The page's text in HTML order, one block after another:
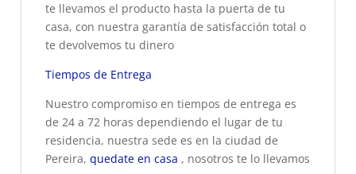
te llevamos el producto hasta la puerta de tu
casa, con nuestra garantía de satisfacción total o
te devolvemos tu dinero
Tiempos de Entrega
Nuestro compromiso en tiempos de entrega es
de 24 a 72 horas dependiendo el lugar de tu
residencia, nuestra sede es en la ciudad de
Pereira, quedate en casa , nosotros te lo llevamos